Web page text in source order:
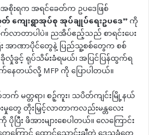
းရက အရင်ခေတ်က ဥပဒေဖြစ်
ကျေးရွာအုပ်စုအုပ်ချုပ်ရေးဥပဒေ”ကို
ာက်လာတာပါပဲ။ ညအိပ်ဧည့်သည် စာရင်းပေး
အာဏာပိုင်တွေနဲ့ ပြည်သူ့စစ်တွေက စစ်
ခိုလှုံခွင့် ရုပ်သိမ်းခံရမယ်၊ အပြင်ပြန်ထွက်ရ
က်နေတယ်လို့ MFP ကို ပြောပါတယ်။
ဘက် မတ္တရာ၊ စဉ့်ကူး၊ သပိတ်ကျင်းမြို့နယ်
မှုတွေ တိုးမြှင့်လာတာကလည်းမန္တလေး
ပြီး ဖိအားများစေပါတယ်။ လေကြောင်း